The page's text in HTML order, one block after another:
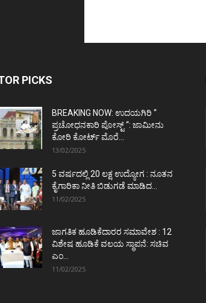
PICKS
BREAKING NOW: ಉದಯಗಿರಿ “
ಪ್ರಚೋಧನಕಾರಿ ಪೋಸ್ಟ್‌ “: ಜಾಮೀನು
ಕೋರಿ ಕೋರ್ಟ್‌ ಮೊರೆ...
13/02/2025
5 ವರ್ಷದಲ್ಲಿ 20 ಲಕ್ಷ ಉದ್ಯೋಗ : ನೂತನ
ಕೈಗಾರಿಕಾ ನೀತಿ ಬಿಡುಗಡೆ ಮಾಡಿದ...
11/02/2025
ಜಾಗತಿಕ ಹೂಡಿಕೆದಾರರ ಸಮಾವೇಶ : 12
ವಿಶೇಷ ಹೂಡಿಕೆ ವಲಯ ಸ್ಥಾಪನೆ: ಸಚಿವ
ಎಂ...
11/02/2025